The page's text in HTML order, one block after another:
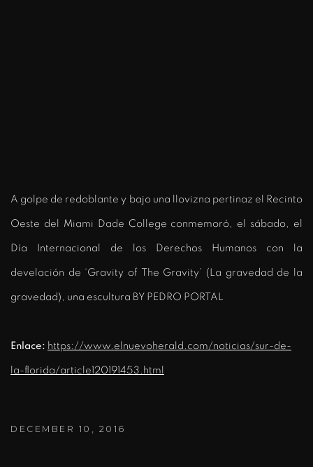
A golpe de redoblante y bajo una llovizna pertinaz el Recinto
Oeste del Miami Dade College conmemoró, el sábado, el
Día Internacional de los Derechos Humanos con la
develación de ‘Gravity of The Gravity’ (La gravedad de la
gravedad), una escultura BY PEDRO PORTAL
Enlace: https://www.elnuevoherald.com/noticias/sur-de-
la-florida/article120191453.html
DECEMBER 10, 2016